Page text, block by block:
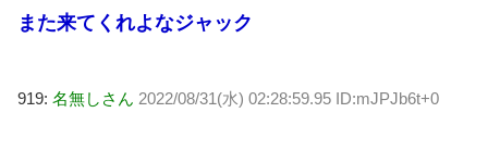
また来てくれよなジャック
919: 名無しさん 2022/08/31(水) 02:28:59.95 ID:mJPJb6t+0